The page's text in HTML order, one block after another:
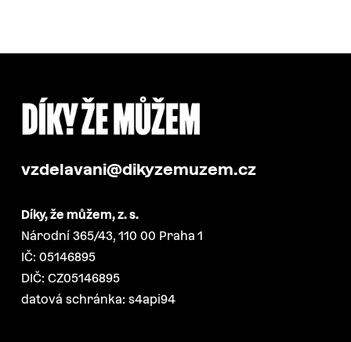
vzdelavani@dikyzemuzem.cz
Díky, že můžem, z. s.
Národní 365/43, 110 00 Praha 1
IČ: 05146895
DIČ: CZ05146895
datová schránka: s4api94